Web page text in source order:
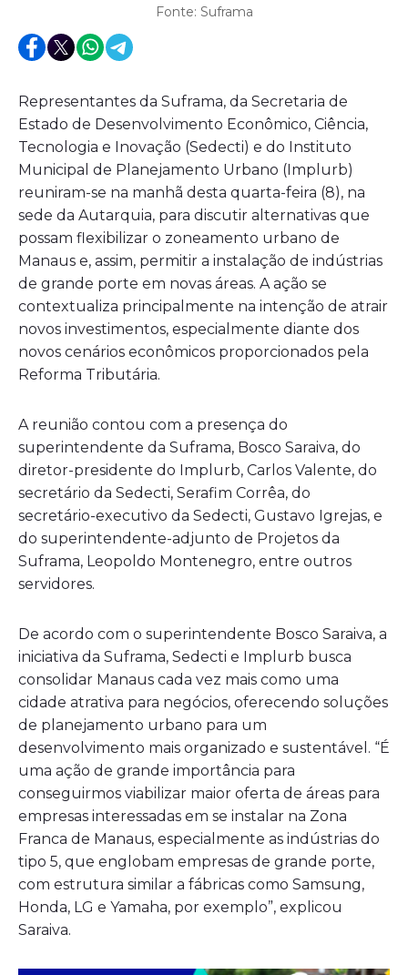
Fonte: Suframa
Representantes da Suframa, da Secretaria de
Estado de Desenvolvimento Econômico, Ciência,
Tecnologia e Inovação (Sedecti) e do Instituto
Municipal de Planejamento Urbano (Implurb)
reuniram-se na manhã desta quarta-feira (8), na
sede da Autarquia, para discutir alternativas que
possam flexibilizar o zoneamento urbano de
Manaus e, assim, permitir a instalação de indústrias
de grande porte em novas áreas. A ação se
contextualiza principalmente na intenção de atrair
novos investimentos, especialmente diante dos
novos cenários econômicos proporcionados pela
Reforma Tributária.
A reunião contou com a presença do
superintendente da Suframa, Bosco Saraiva, do
diretor-presidente do Implurb, Carlos Valente, do
secretário da Sedecti, Serafim Corrêa, do
secretário-executivo da Sedecti, Gustavo Igrejas, e
do superintendente-adjunto de Projetos da
Suframa, Leopoldo Montenegro, entre outros
servidores.
De acordo com o superintendente Bosco Saraiva, a
iniciativa da Suframa, Sedecti e Implurb busca
consolidar Manaus cada vez mais como uma
cidade atrativa para negócios, oferecendo soluções
de planejamento urbano para um
desenvolvimento mais organizado e sustentável. “É
uma ação de grande importância para
conseguirmos viabilizar maior oferta de áreas para
empresas interessadas em se instalar na Zona
Franca de Manaus, especialmente as indústrias do
tipo 5, que englobam empresas de grande porte,
com estrutura similar a fábricas como Samsung,
Honda, LG e Yamaha, por exemplo”, explicou
Saraiva.